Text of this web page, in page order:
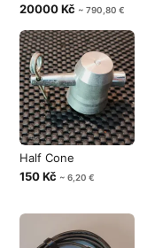
20000 Kč ~ 790,80 €
Half Cone
150 Kč ~ 6,20 €